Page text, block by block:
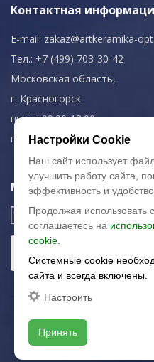
Контактная
E-mail: zakaz@artkeramika-
Тел.: +7 (499) 703-30-42
Московская область,
г. Красногорск
пн-чт: 09.00-18.00
пт: 09.00-17.00
Мы в соц. сетях
© 2003-2026
Настройки Cookie
Наш сайт использует
улучшить работу сайта,
эффективность и удобство.
Продолжая использовать
соглашаетесь на
cookie.
Системные cookie
сайта и всегда включены.
Настроить
Принять